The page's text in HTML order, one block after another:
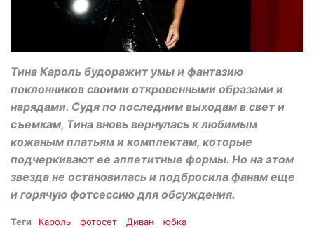
Тина Кароль будоражит умы и фантазию
поклонников своими откровенными образами и
нарядами. Судя по последним выходам в свет и
съемкам, Тина вновь вернулась к любимым
кожаным платьям и комплектам, которые
подчеркивают ее аппетитные формы. Но на этом
звезда не остановилась и подбросила фанам еще
и горячую фотсессию для обсуждения.
Теги Кароль фотосет Диван юбка